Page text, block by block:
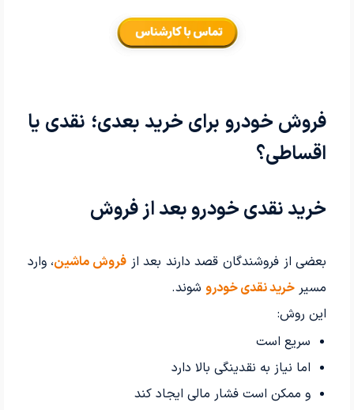
فروش خودرو برای خرید بعدی؛ نقدی یا
اقساطی؟
خرید نقدی خودرو بعد از فروش
بعضی از فروشندگان قصد دارند بعد از فروش ماشین، وارد
مسیر خرید نقدی خودروشوند.
این روش:
سریع است
اما نیاز به نقدینگی بالا دارد
و ممکن است فشار مالی ایجاد کند